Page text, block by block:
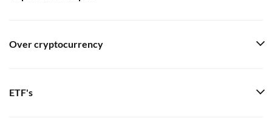
Over cryptocurrency
ETF's